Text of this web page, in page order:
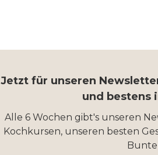
Jetzt für unseren
und bestens
Alle 6 Wochen gibt's unseren
Kochkursen, unseren besten